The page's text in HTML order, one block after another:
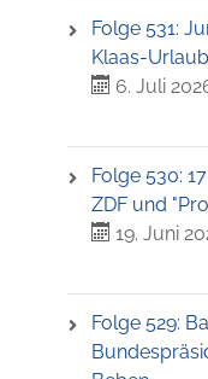
Folge 531:
Klaas-
6. Juli
Folge 530:
ZDF und
19. Juni
Folge 529: